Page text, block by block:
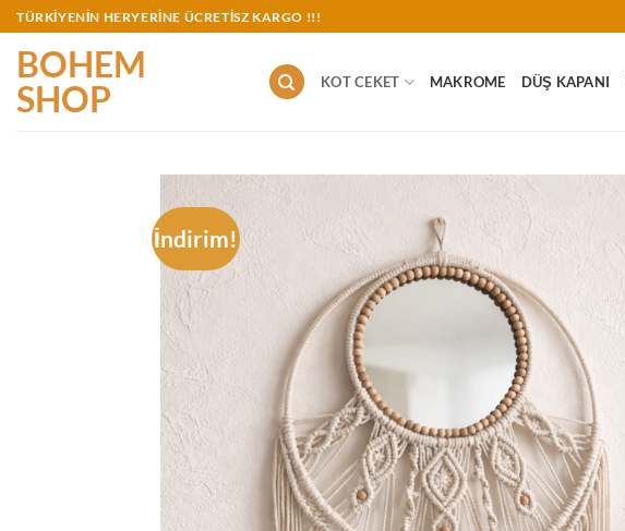
İçeriğe
atla
TÜRKİYENİN HERYERİNE ÜCRETİSZ KARGO !!!
BOHEM
SHOP
KOT CEKET MAKROME DÜŞ KAPANI
İndirim!